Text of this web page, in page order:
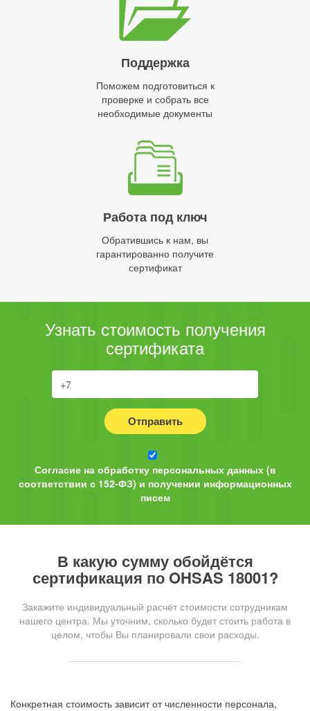
Поддержка
Поможем подготовиться к
проверке и собрать все
необходимые документы
Работа под ключ
Обратившись к нам, вы
гарантированно получите
сертификат
Узнать стоимость получения
сертификата
Отправить
Согласие на обработку персональных данных (в
соответствии с 152-ФЗ) и получении информационных
писем
В какую сумму обойдётся
сертификация по OHSAS 18001?
Закажите индивидуальный расчёт стоимости сотрудникам
нашего центра. Мы уточним, сколько будет стоить работа в
целом, чтобы Вы планировали свои расходы.
Конкретная стоимость зависит от численности персонала,